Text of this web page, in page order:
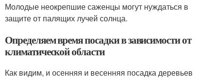
Молодые неокрепшие саженцы могут нуждаться в
защите от палящих лучей солнца.
Определяем время посадки в зависимости от
климатической области
Как видим, и осенняя и весенняя посадка деревьев